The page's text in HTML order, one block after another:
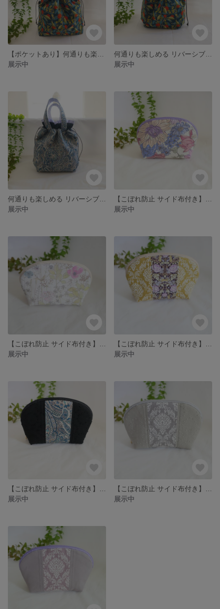
展示中
展示中
展示中
展示中
展示中
展示中
展示中
展示中